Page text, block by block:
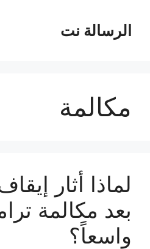
المحتوىالرسالة نت
مكالمة
لماذا أثار
بعد مكالمة
واسعاً؟